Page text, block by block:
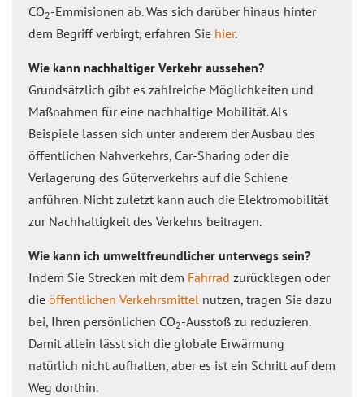
CO2-Emmisionen ab. Was sich darüber hinaus hinter
dem Begriff verbirgt, erfahren Sie hier.
Wie kann nachhaltiger Verkehr aussehen?
Grundsätzlich gibt es zahlreiche Möglichkeiten und
Maßnahmen für eine nachhaltige Mobilität. Als
Beispiele lassen sich unter anderem der Ausbau des
öffentlichen Nahverkehrs, Car-Sharing oder die
Verlagerung des Güterverkehrs auf die Schiene
anführen. Nicht zuletzt kann auch die Elektromobilität
zur Nachhaltigkeit des Verkehrs beitragen.
Wie kann ich umweltfreundlicher unterwegs sein?
Indem Sie Strecken mit dem Fahrrad zurücklegen oder
die öffentlichen Verkehrsmittel nutzen, tragen Sie dazu
bei, Ihren persönlichen CO2-Ausstoß zu reduzieren.
Damit allein lässt sich die globale Erwärmung
natürlich nicht aufhalten, aber es ist ein Schritt auf dem
Weg dorthin.